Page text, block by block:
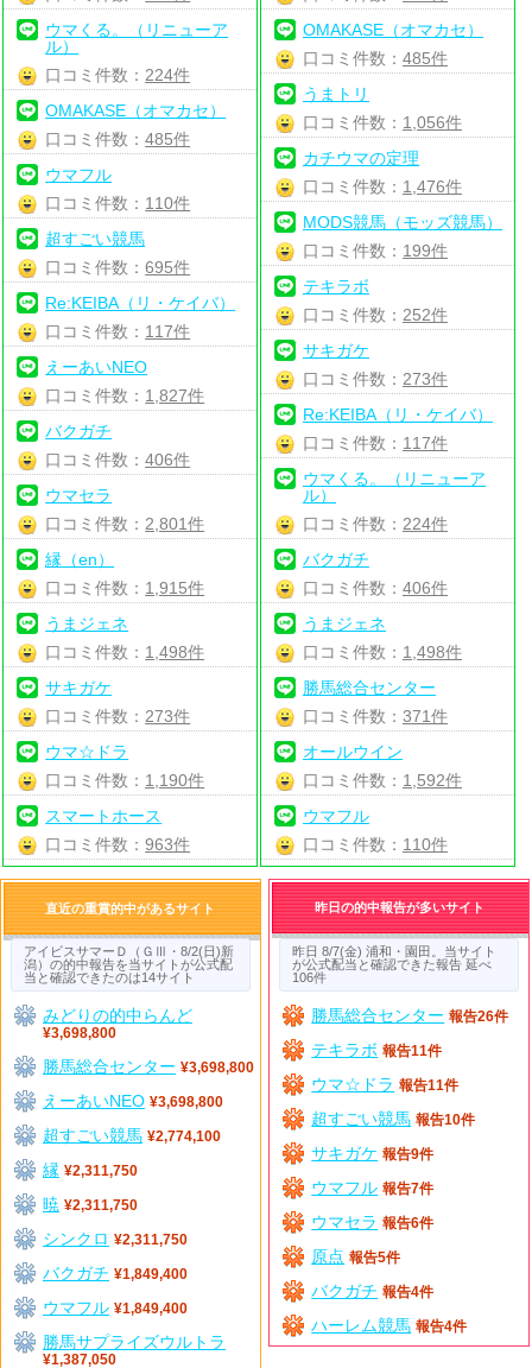
ウマくる。（リニューア
ル）
口コミ件数： 224件
OMAKASE（オマカセ）
口コミ件数：485件
ウマフル
口コミ件数： 110件
超すごい競馬
口コミ件数：695件
Re:KEIBA（リ・ケイバ）
口コミ件数： 117件
えーあいNEO
口コミ件数： 1,827件
バクガチ
口コミ件数：406件
ウマセラ
口コミ件数： 2,801件
縁（en）
口コミ件数： 1,915件
うまジェネ
口コミ件数： 1,498件
サキガケ
口コミ件数： 273件
ウマ☆ドラ
口コミ件数： 1,190件
スマートホース
口コミ件数：963件
OMAKASE（オマカセ）
口コミ件数： 485件
うまトリ
口コミ件数： 1,056件
カチウマの定理
口コミ件数： 1,476件
MODS競馬（モッズ競馬）
口コミ件数： 199件
テキラボ
口コミ件数： 252件
サキガケ
口コミ件数： 273件
Re:KEIBA（リ・ケイバ）
口コミ件数： 117件
ウマくる。（リニューア
ル）
口コミ件数： 224件
バクガチ
口コミ件数： 406件
うまジェネ
口コミ件数： 1,498件
勝馬総合センター
口コミ件数： 371件
オールウイン
口コミ件数： 1,592件
ウマフル
口コミ件数： 110件
直近の重賞的中があるサイト
アイビスサマーＤ（ＧⅢ・8/2(日)新
潟）の的中報告を当サイトが公式配
当と確認できたのは14サイト
みどりの的中らんど
¥3,698,800
勝馬総合センター ¥3,698,800
えーあいNEO ¥3,698,800
超すごい競馬 ¥2,774,100
縁 ¥2,311,750
暁 ¥2,311,750
シンクロ ¥2,311,750
バクガチ ¥1,849,400
ウマフル ¥1,849,400
勝馬サプライズウルトラ
¥1,387,050
昨日の的中報告が多いサイト
昨日 8/7(金) 浦和・園田。当サイト
が公式配当と確認できた報告 延べ
106件
勝馬総合センター 報告26件
テキラボ 報告11件
ウマ☆ドラ 報告11件
超すごい競馬 報告10件
サキガケ 報告9件
ウマフル 報告7件
ウマセラ 報告6件
原点 報告5件
バクガチ 報告4件
ハーレム競馬 報告4件